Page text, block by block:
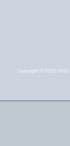
Copyright © 2011-